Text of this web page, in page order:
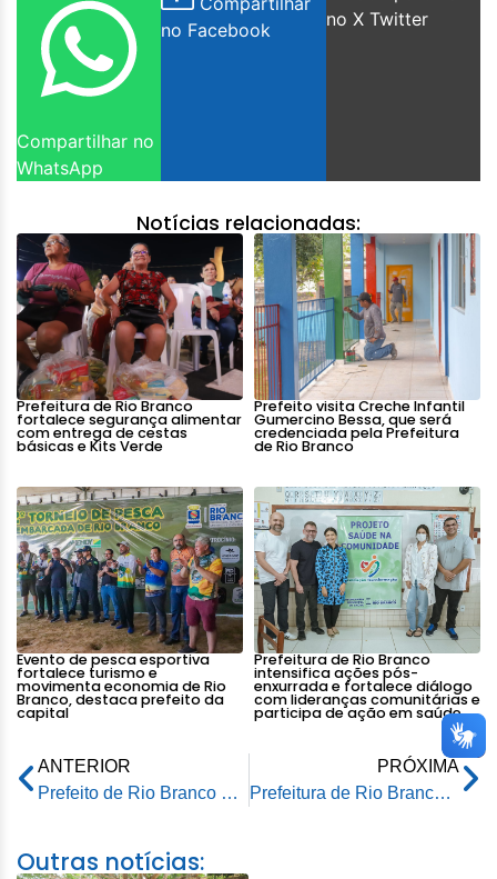
Compartilhar no
WhatsApp
no Facebook
no X Twitter
Notícias relacionadas:
Prefeitura de Rio Branco
fortalece segurança alimentar
com entrega de cestas
básicas e Kits Verde
Prefeito visita Creche Infantil
Gumercino Bessa, que será
credenciada pela Prefeitura
de Rio Branco
Evento de pesca esportiva
fortalece turismo e
movimenta economia de Rio
Branco, destaca prefeito da
capital
Prefeitura de Rio Branco
intensifica ações pós-
enxurrada e fortalece diálogo
com lideranças comunitárias e
participa de ação em saúde
ANTERIOR
Prefeito de Rio Branco participa de evento esportivo do Programa Recriança
PRÓXIMA
Prefeitura de Rio Branco inaugura iluminação natalina no Horto Florestal
Outras notícias: